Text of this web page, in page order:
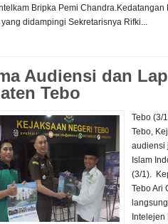
Bripka Pemi
didampingi Sekretarisnya Rifki...
Audiensi dan
Tebo
Tebo (3/
Tebo,
audiensi
Islam
(3/1).
Tebo Ari
Intelejen